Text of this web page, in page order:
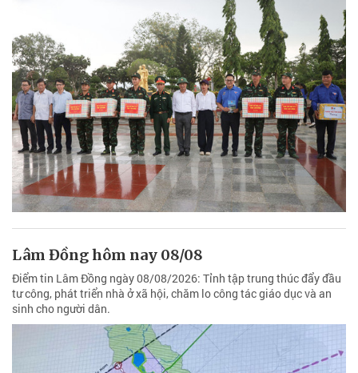
Lâm Đồng hôm nay 08/08
Điểm tin Lâm Đồng ngày 08/08/2026: Tỉnh tập trung thúc đẩy đầu
tư công, phát triển nhà ở xã hội, chăm lo công tác giáo dục và an
sinh cho người dân.